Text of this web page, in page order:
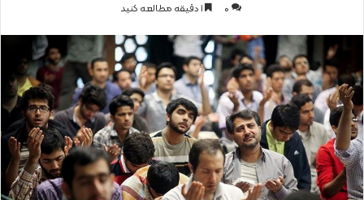
ا
ل
ا
ی
م
ی
ل
0